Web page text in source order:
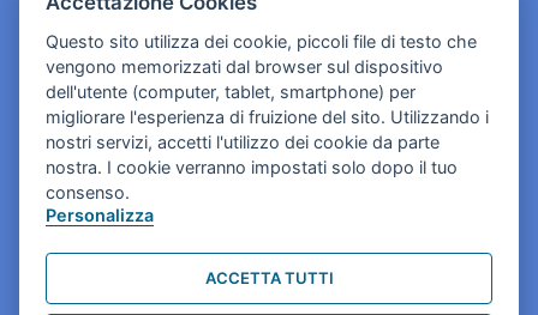
Cookies e informativa privacy
Questo sito utilizza dei cookie, piccoli file di testo che
vengono memorizzati dal browser sul dispositivo
dell'utente (computer, tablet, smartphone) per
migliorare l'esperienza di fruizione del sito. Utilizzando i
nostri servizi, accetti l'utilizzo dei cookie da parte
nostra. I cookie verranno impostati solo dopo il tuo
consenso.
Personalizza
ACCETTA TUTTI